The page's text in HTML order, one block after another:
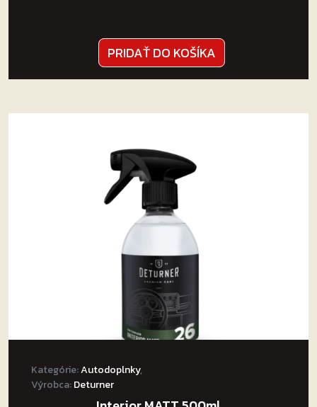
PRIDAŤ DO KOŠÍKA
Kategórie:Autodoplnky,
Výrobca:Deturner